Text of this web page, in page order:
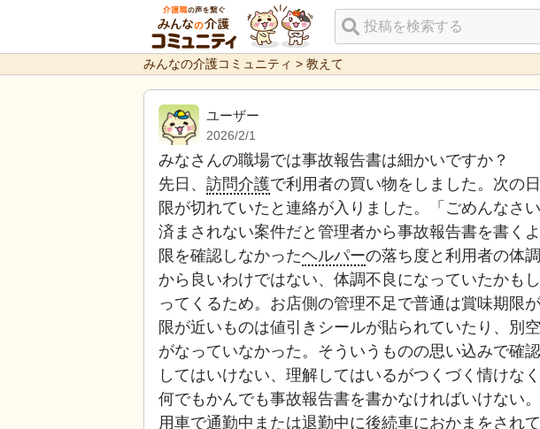
みんなの介護コミュニティ > 教えて
ユーザー
2026/2/1
みなさんの職場では事故報告書は細かいですか？
先日、 訪問介護で利用者の買い物をしました。次の
限が切れていたと連絡が入りました。「ごめんなさ
済まされない案件だと管理者から事故報告書を書く
限を確認しなかったヘルパーの落ち度と利用者の体
から良いわけではない、体調不良になっていたかも
ってくるため。お店側の管理不足で普通は賞味期限
限が近いものは値引きシールが貼られていたり、別
がなっていなかった。そういうものの思い込みで確
してはいけない、理解してはいるがつくづく情けなく
何でもかんでも事故報告書を書かなければいけない
用車で通勤中または退勤中に後続車におかまをされ